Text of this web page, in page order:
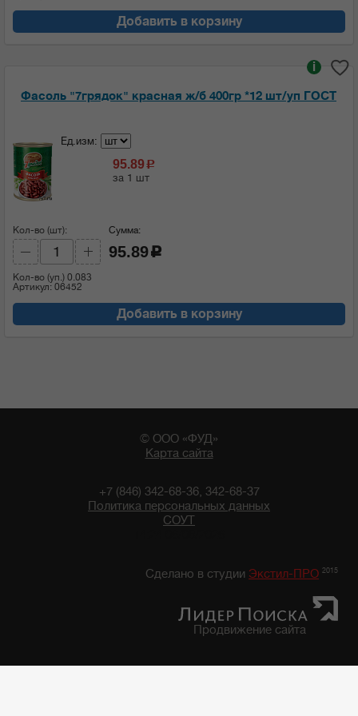
Добавить в корзину
Фасоль "7грядок" красная ж/б 400гр *12 шт/уп ГОСТ
i
Ед.изм:
95.89c
за 1 шт
Кол-во (шт):
Кол-во (уп.) 0.083
Артикул: 06452
Сумма:
95.89 c
Добавить в корзину
© ООО «ФУД»
Карта сайта
+7 (846) 342-68-36, 342-68-37
Политика персональных данных
СОУТ
Сделано в студии Экстил-ПРО 2015
Продвижение сайта